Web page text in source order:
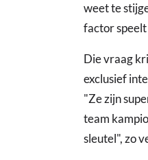
weet te
factor speelt
Die vraag
exclusief
"Ze zijn
team
sleutel", zo